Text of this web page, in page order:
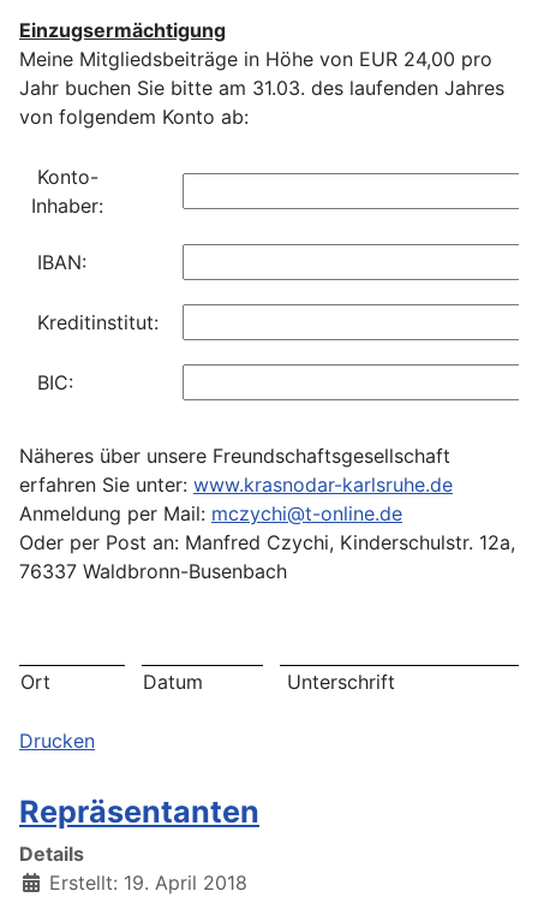
Einzugsermächtigung
Meine Mitgliedsbeiträge in Höhe von EUR 24,00 pro
Jahr buchen Sie bitte am 31.03. des laufenden Jahres
von folgendem Konto ab:
Konto-
Inhaber:
IBAN:
Kreditinstitut:
BIC:
Näheres über unsere Freundschaftsgesellschaft
erfahren Sie unter: www.krasnodar-karlsruhe.de
Anmeldung per Mail: mczychi@t-online.de
Oder per Post an: Manfred Czychi, Kinderschulstr. 12a,
76337 Waldbronn-Busenbach
Ort Datum Unterschrift
Drucken
Repräsentanten
Details
Erstellt: 19. April 2018